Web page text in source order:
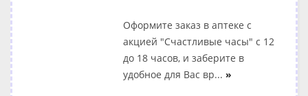
Оформите заказ в аптеке с
акцией "Счастливые часы" с 12
до 18 часов, и заберите в
удобное для Вас вр... »